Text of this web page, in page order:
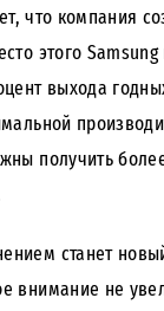
что компания
этого
выхода
получить
станет
внимание не